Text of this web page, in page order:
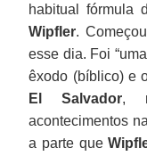
habitual fórmula
Wipfler.
esse dia. Foi
êxodo (bíblico) e
El Salvador,
acontecimentos
a parte que